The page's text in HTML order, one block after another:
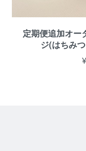
定期便追加オ
ジ(はちみ